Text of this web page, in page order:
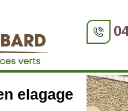
elagage